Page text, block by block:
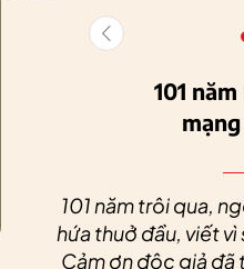
lực cho nông
nghiệp bền
101
101 năm trôi qua,
hứa thuở đầu, viết
Cảm ơn độc giả